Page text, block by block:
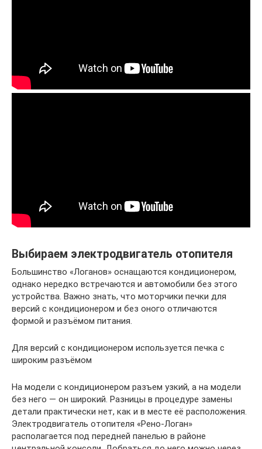
Выбираем электродвигатель отопителя
Большинство «Логанов» оснащаются кондиционером,
однако нередко встречаются и автомобили без этого
устройства. Важно знать, что моторчики печки для
версий с кондиционером и без оного отличаются
формой и разъёмом питания.
Для версий с кондиционером используется печка с
широким разъёмом
На модели с кондиционером разъем узкий, а на модели
без него — он широкий. Разницы в процедуре замены
детали практически нет, как и в месте её расположения.
Электродвигатель отопителя «Рено-Логан»
располагается под передней панелью в районе